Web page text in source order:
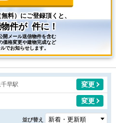
料）にご登録頂くと、
件が 件に！
開メール送信物件を含む
価格変更や建物完成など
でお知らせします。
早駅 変更
変更
並び替え